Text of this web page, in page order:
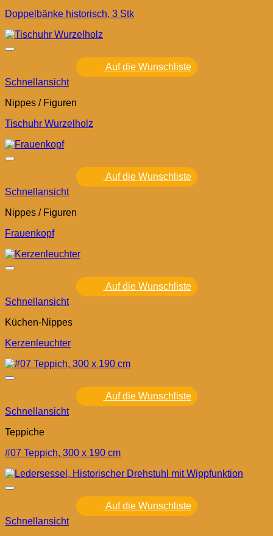
Doppelbänke historisch, 3 Stk
Auf die Wunschliste
Schnellansicht
Nippes / Figuren
Tischuhr Wurzelholz
Auf die Wunschliste
Schnellansicht
Nippes / Figuren
Frauenkopf
Auf die Wunschliste
Schnellansicht
Küchen-Nippes
Kerzenleuchter
Auf die Wunschliste
Schnellansicht
Teppiche
#07 Teppich, 300 x 190 cm
Auf die Wunschliste
Schnellansicht